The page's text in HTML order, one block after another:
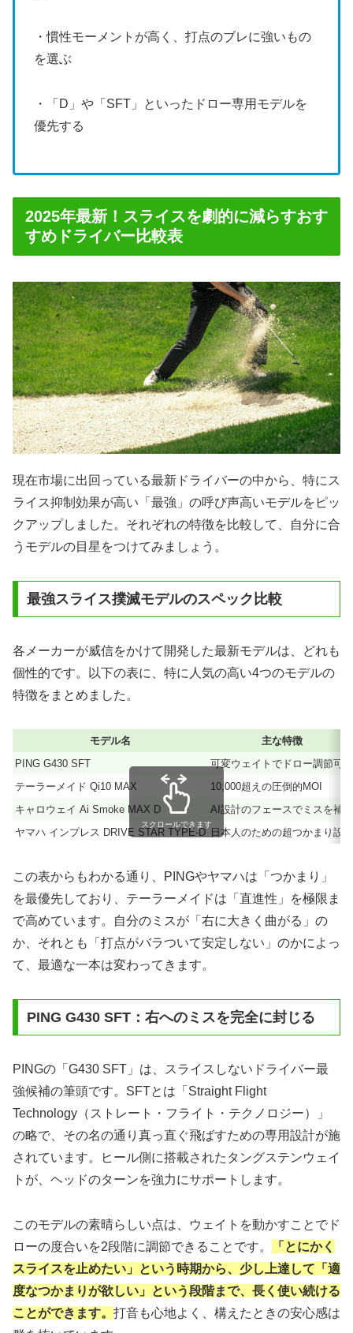
・慣性モーメントが高く、打点のブレに強いもの
を選ぶ
・「D」や「SFT」といったドロー専用モデルを
優先する
2025年最新！スライスを劇的に減らすおす
すめドライバー比較表
現在市場に出回っている最新ドライバーの中から、特にス
ライス抑制効果が高い「最強」の呼び声高いモデルをピッ
クアップしました。それぞれの特徴を比較して、自分に合
うモデルの目星をつけてみましょう。
最強スライス撲滅モデルのスペック比較
各メーカーが威信をかけて開発した最新モデルは、どれも
個性的です。以下の表に、特に人気の高い4つのモデルの
特徴をまとめました。
モデル名
主な特徴
PING G430 SFT
可変ウェイトでドロー調節可能
テーラーメイド Qi10 MAX
10,000超えの圧倒的MOI
キャロウェイ Ai Smoke MAX D
AI設計のフェースでミスを補正
ヤマハ インプレス DRIVE STAR TYPE-D 日本人のための超つかまり設計
スクロールできます
この表からもわかる通り、PINGやヤマハは「つかまり」
を最優先しており、テーラーメイドは「直進性」を極限ま
で高めています。自分のミスが「右に大きく曲がる」の
か、それとも「打点がバラついて安定しない」のかによっ
て、最適な一本は変わってきます。
PING G430 SFT：右へのミスを完全に封じる
PINGの「G430 SFT」は、スライスしないドライバー最
強候補の筆頭です。SFTとは「Straight Flight
Technology（ストレート・フライト・テクノロジー）」
の略で、その名の通り真っ直ぐ飛ばすための専用設計が施
されています。ヒール側に搭載されたタングステンウェイ
トが、ヘッドのターンを強力にサポートします。
このモデルの素晴らしい点は、ウェイトを動かすことでド
ローの度合いを2段階に調節できることです。
「とにかく
スライスを止めたい」という時期から、少し上達して「適
度なつかまりが欲しい」という段階まで、長く使い続ける
ことができます。 打音も心地よく、構えたときの安心感は